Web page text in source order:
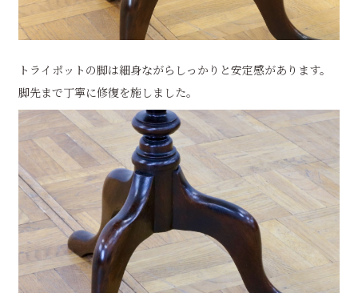
トライポットの脚は細身ながらしっかりと安定感があります。
脚先まで丁寧に修復を施しました。